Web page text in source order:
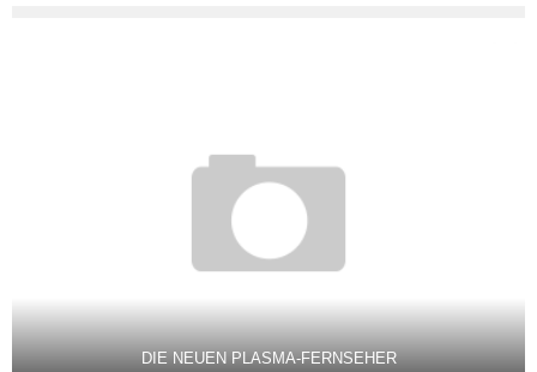
DIE NEUEN PLASMA-FERNSEHER